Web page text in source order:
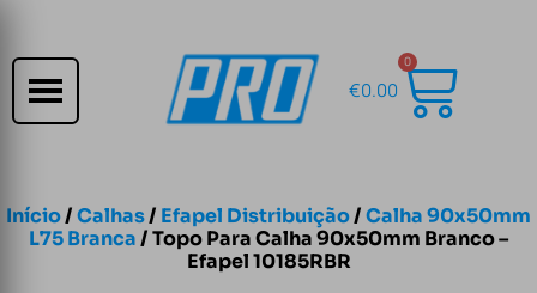
€0.00
0
Início/Calhas/ Efapel Distribuição/Calha 90x50mm
L75 Branca/ Topo Para Calha 90x50mm Branco –
Efapel 10185RBR